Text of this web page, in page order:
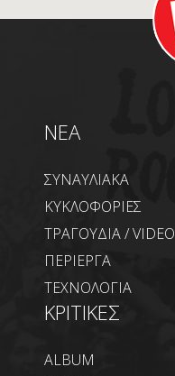
NEA
ΣΥΝΑΥΛΙΑΚΑ
ΚΥΚΛΟΦΟΡΙΕΣ
ΤΡΑΓΟΥΔΙΑ / VIDEO
ΠΕΡΙΕΡΓΑ
ΤΕΧΝΟΛΟΓΙΑ
ΚΡΙΤΙΚΕΣ
ALBUM